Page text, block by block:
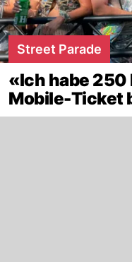
Street Parade
«Ich habe 250
Mobile-Ticket